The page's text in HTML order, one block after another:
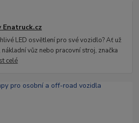
Enatruck.cz
LED osvětlení pro své vozidlo? Ať už
vůz nebo pracovní stroj, značka
celé